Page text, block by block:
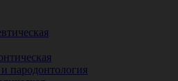
пародонтология